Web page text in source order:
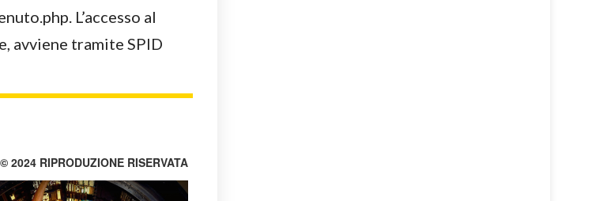
L’accesso al
avviene tramite SPID
© 2024 RIPRODUZIONE RISERVATA